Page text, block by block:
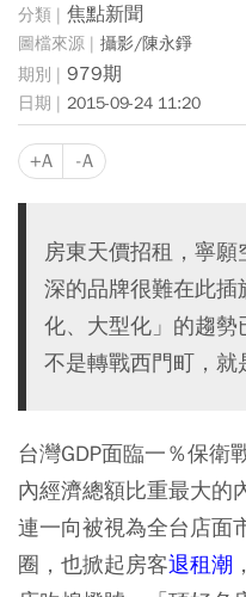
焦點新聞
攝影/陳永錚
979期
2015-09-24 11:20
+A -A
房東天價招租，寧
深的品牌很難在此
化、大型化」的趨勢
不是轉戰西門町，就
台灣GDP面臨一％保衛
內經濟總額比重最大的
連一向被視為全台店面
圈，也掀起房客退租潮